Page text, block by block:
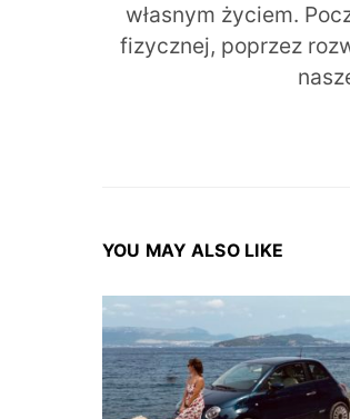
własnym życiem.
fizycznej, poprzez
YOU MAY ALSO LIKE